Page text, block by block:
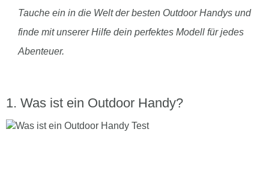
Tauche ein in die Welt der besten Outdoor Handys und
finde mit unserer Hilfe dein perfektes Modell für jedes
Abenteuer.
Was ist ein Outdoor Handy?